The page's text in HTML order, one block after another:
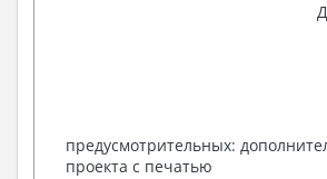
предусмотрительных:
проекта с печатью